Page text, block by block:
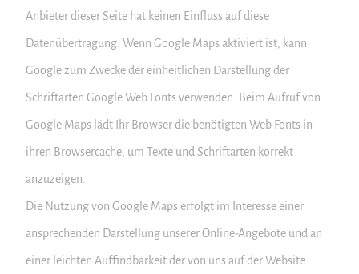
Anbieter dieser Seite hat keinen Einfluss auf diese
Datenübertragung. Wenn Google Maps aktiviert ist, kann
Google zum Zwecke der einheitlichen Darstellung der
Schriftarten Google Web Fonts verwenden. Beim Aufruf von
Google Maps lädt Ihr Browser die benötigten Web Fonts in
ihren Browsercache, um Texte und Schriftarten korrekt
anzuzeigen.
Die Nutzung von Google Maps erfolgt im Interesse einer
ansprechenden Darstellung unserer Online-Angebote und an
einer leichten Auffindbarkeit der von uns auf der Website